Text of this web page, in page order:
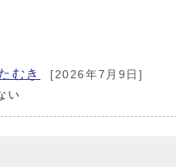
むき
[2026年7月9日]
い